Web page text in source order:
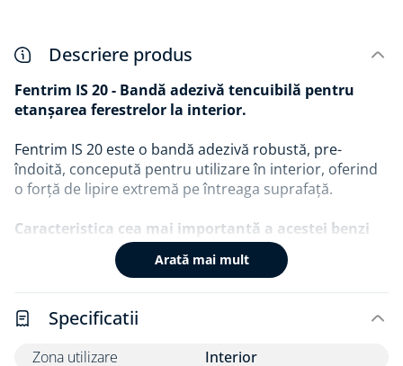
Descriere produs
Fentrim IS 20 - Bandă adezivă tencuibilă pentru
etanșarea ferestrelor la interior.
Fentrim IS 20 este o bandă adezivă robustă, pre-
îndoită, concepută pentru utilizare în interior, oferind
o forță de lipire extremă pe întreaga suprafață.
Caracteristica cea mai importantă a acestei benzi
este adezivul acrilic care are o aderență
permanentă puternică, nu se usucă și nu devine
solvent; poate absorbi în mod fiabil și durabil
mișcările structurale.
Arată mai mult
Specificatii
Zona utilizare
Interior